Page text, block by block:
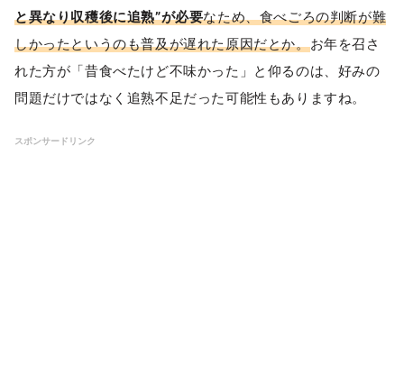
と異なり収穫後に追熟”が必要なため、食べごろの判断が難
しかったというのも普及が遅れた原因だとか。お年を召さ
れた方が「昔食べたけど不味かった」と仰るのは、好みの
問題だけではなく追熟不足だった可能性もありますね。
スポンサードリンク